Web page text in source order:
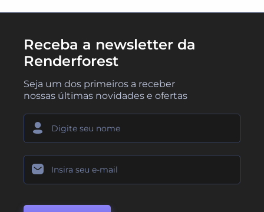
Receba a newsletter da
Renderforest
Seja um dos primeiros a receber
nossas últimas novidades e ofertas